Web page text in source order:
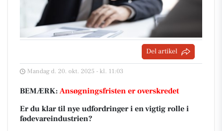
Del artikel
Mandag d. 20. okt. 2025 - kl. 11:03
BEMÆRK: Ansøgningsfristen er overskredet
Er du klar til nye udfordringer i en vigtig rolle i
fødevareindustrien?